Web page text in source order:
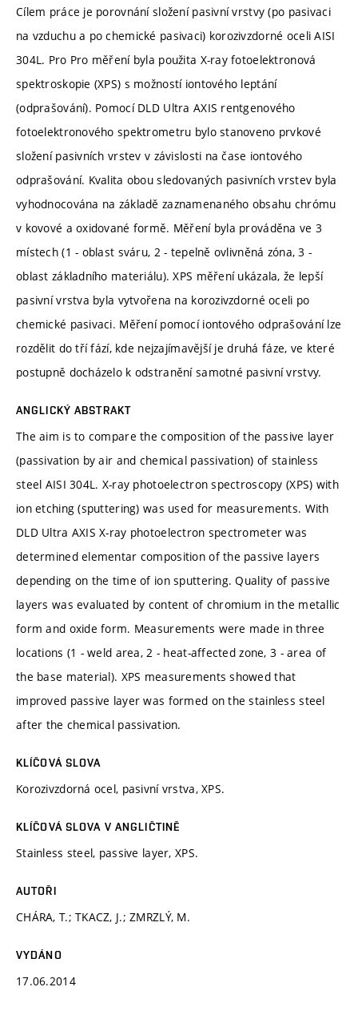
Cílem práce je porovnání složení pasivní vrstvy (po pasivaci
na vzduchu a po chemické pasivaci) korozivzdorné oceli AISI
304L. Pro Pro měření byla použita X-ray fotoelektronová
spektroskopie (XPS) s možností iontového leptání
(odprašování). Pomocí DLD Ultra AXIS rentgenového
fotoelektronového spektrometru bylo stanoveno prvkové
složení pasivních vrstev v závislosti na čase iontového
odprašování. Kvalita obou sledovaných pasivních vrstev byla
vyhodnocována na základě zaznamenaného obsahu chrómu
v kovové a oxidované formě. Měření byla prováděna ve 3
místech (1 - oblast sváru, 2 - tepelně ovlivněná zóna, 3 -
oblast základního materiálu). XPS měření ukázala, že lepší
pasivní vrstva byla vytvořena na korozivzdorné oceli po
chemické pasivaci. Měření pomocí iontového odprašování lze
rozdělit do tří fází, kde nejzajímavější je druhá fáze, ve které
postupně docházelo k odstranění samotné pasivní vrstvy.
ANGLICKÝ ABSTRAKT
The aim is to compare the composition of the passive layer
(passivation by air and chemical passivation) of stainless
steel AISI 304L. X-ray photoelectron spectroscopy (XPS) with
ion etching (sputtering) was used for measurements. With
DLD Ultra AXIS X-ray photoelectron spectrometer was
determined elementar composition of the passive layers
depending on the time of ion sputtering. Quality of passive
layers was evaluated by content of chromium in the metallic
form and oxide form. Measurements were made in three
locations (1 - weld area, 2 - heat-affected zone, 3 - area of
the base material). XPS measurements showed that
improved passive layer was formed on the stainless steel
after the chemical passivation.
KLÍČOVÁ SLOVA
Korozivzdorná ocel, pasivní vrstva, XPS.
KLÍČOVÁ SLOVA V ANGLIČTINĚ
Stainless steel, passive layer, XPS.
AUTOŘI
CHÁRA, T.; TKACZ, J.; ZMRZLÝ, M.
VYDÁNO
17.06.2014